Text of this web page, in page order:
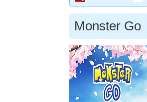
Monster Go